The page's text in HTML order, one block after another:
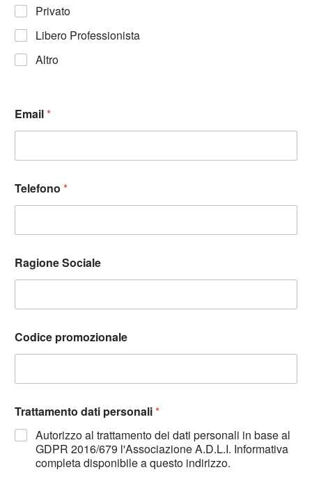
Privato
Libero Professionista
Altro
Email*
Telefono *
Ragione Sociale
Codice promozionale
Trattamento dati personali*
Autorizzo al trattamento dei dati personali in base al
GDPR 2016/679 l'Associazione A.D.L.I. Informativa
completa disponibile a questo indirizzo.